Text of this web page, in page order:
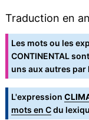
Traduction en
Les mots ou les
CONTINENTAL
uns aux autres
L'expression
mots en Cdu